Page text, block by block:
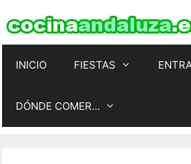
INICIO FIESTAS
DÓNDE COMER…